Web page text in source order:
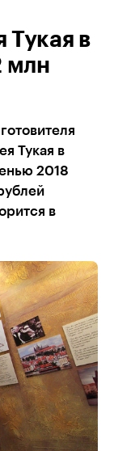
Тукая в
млн
Тукая в
2018
в